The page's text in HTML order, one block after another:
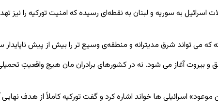
به سوریه و لبنان به نقطه‌ای رسیده که امنیت تورکیه را نیز
می ‌تواند شرق مدیترانه و منطقه‌ی وسیع ‌تر را بیش از پیش ناپایدار
و بیروت آغاز می ‌شود. نه در کشورهای برادران ‌مان هیچ واقعیتِ
اسرائیلی ‌ها خواند اشاره کرد و گفت تورکیه کاملاً از هدف نهایی